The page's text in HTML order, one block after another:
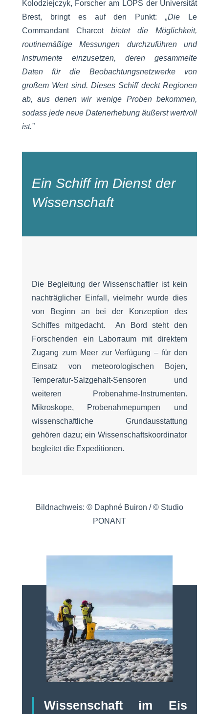
Kolodziejczyk, Forscher am LOPS der Universität
Brest, bringt es auf den Punkt:„Die Le
Commandant Charcot bietet die Möglichkeit,
routinemäßige Messungen durchzuführen und
Instrumente einzusetzen, deren gesammelte
Daten für die Beobachtungsnetzwerke von
großem Wert sind. Dieses Schiff deckt Regionen
ab, aus denen wir wenige Proben bekommen,
sodass jede neue Datenerhebung äußerst wertvoll
ist.”
Ein Schiff im Dienst der
Wissenschaft
Die Begleitung der Wissenschaftler ist kein
nachträglicher Einfall, vielmehr wurde dies
von Beginn an bei der Konzeption des
Schiffes mitgedacht. An Bord steht den
Forschenden ein Laborraum mit direktem
Zugang zum Meer zur Verfügung – für den
Einsatz von meteorologischen Bojen,
Temperatur-Salzgehalt-Sensoren und
weiteren Probenahme-Instrumenten.
Mikroskope, Probenahmepumpen und
wissenschaftliche Grundausstattung
gehören dazu; ein Wissenschaftskoordinator
begleitet die Expeditionen.
Bildnachweis: © Daphné Buiron / © Studio
PONANT
Wissenschaft im Eis